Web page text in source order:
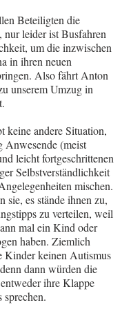
Beteiligten die
nur leider ist Busfahren
um die inzwischen
in ihren neuen
Also fährt Anton
unserem Umzug in
keine andere Situation,
Anwesende (meist
leicht fortgeschrittenen
Selbstverständlichkeit
mischen.
sie, es stände ihnen zu,
zu verteilen, weil
mal ein Kind oder
haben. Ziemlich
Kinder keinen Autismus
dann würden die
ihre Klappe
sprechen.